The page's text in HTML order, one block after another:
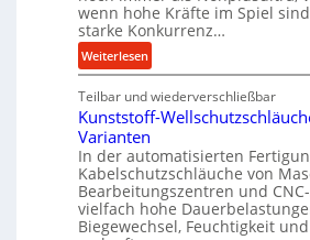
p
ü
b
r
V
o
r
j
a
h
r
s
h
u
n
g
s
f
ö
r
e
U
l
r
a
s
c
h
a
l
wenn hohe Kräfte im Spiel
starke Konkurrenz…
Weiterlesen:
K
u
g
e
l
g
e
w
Teilbar und wiederverschließbar
Kunststoff-
Varianten
In der automatisierten
Kabelschutzschläuche von
Bearbeitungszentren und
vielfach hohe
Biegewechsel, Feuchtigkeit